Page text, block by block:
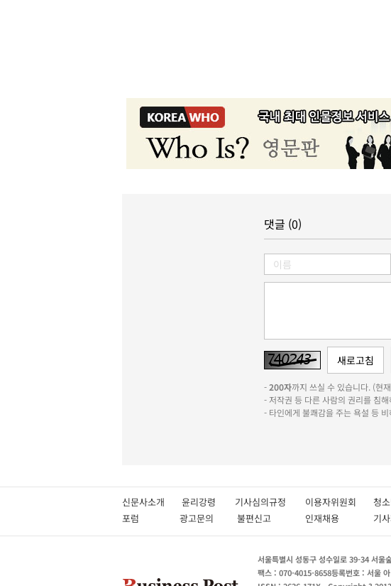
댓글 (0)
-200자까지 쓰실 수 있습니다. (
- 저작권 등 다른 사람의 권리를 침
- 타인에게 불쾌감을 주는 욕설 등
신문사소개 윤리강령 기사심의규정 이용자위원회 청
포럼
광고문의 불편신고 인재채용 기
서울특별시 성동구 성수일로 39-34 서울
팩스 : 070-4015-8658등록번호 : 서울